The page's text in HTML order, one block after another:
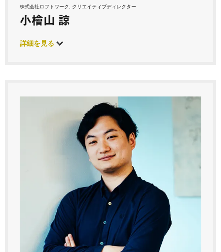
株式会社ロフトワーク, クリエイティブディレクター
小檜山 諒
詳細を見る